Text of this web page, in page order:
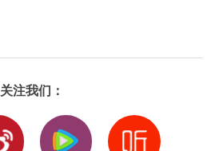
关注我们：